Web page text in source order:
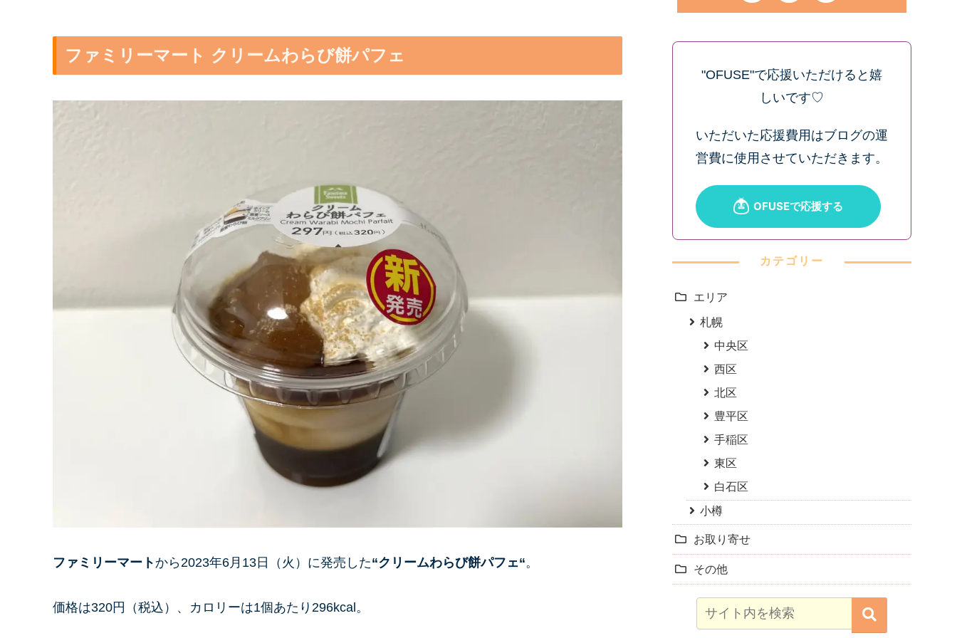
ファミリーマート クリームわらび餅パフェ
ファミリーマートから2023年6月13日（火）に発売した“クリームわらび餅パフェ“。
価格は320円（税込）、カロリーは1個あたり296kcal。
"OFUSE"で応援いただけると嬉
しいです♡
いただいた応援費用はブログの運
営費に使用させていただきます。
カテゴリー
エリア
札幌
中央区
西区
北区
豊平区
手稲区
東区
白石区
小樽
お取り寄せ
その他